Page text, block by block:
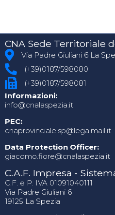
CNA Sede Territoriale
Via Padre Giuliani 6 La
(+39)0187/598080
(+39)0187/598081
Informazioni:
info@cnalaspezia.it
PEC:
cnaprovinciale.sp@legalmail.it
Data Protection Officer:
giacomo.fiore@cnalaspezia.it
C.A.F. Impresa -
C.F. e P. IVA 01091040111
Via Padre Giuliani 6
19125 La Spezia